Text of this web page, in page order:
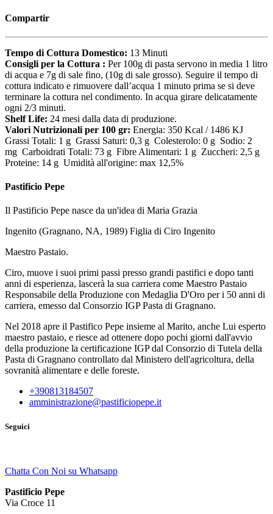
Compartir
Tempo di Cottura Domestico: 13 Minuti
Consigli per la Cottura : Per 100g di pasta servono in media 1 litro
di acqua e 7g di sale fino, (10g di sale grosso). Seguire il tempo di
cottura indicato e rimuovere dall’acqua 1 minuto prima se si deve
terminare la cottura nel condimento. In acqua girare delicatamente
ogni 2/3 minuti.
Shelf Life: 24 mesi dalla data di produzione.
Valori Nutrizionali per 100 gr: Energia: 350 Kcal / 1486 KJ
Grassi Totali: 1 g Grassi Saturi: 0,3 g Colesterolo: 0 g Sodio: 2
mg Carboidrati Totali: 73 g Fibre Alimentari: 1 g Zuccheri: 2,5 g
Proteine: 14 g Umidità all'origine: max 12,5%
Pastificio Pepe
Il Pastificio Pepe nasce da un'idea di Maria Grazia
Ingenito (Gragnano, NA, 1989) Figlia di Ciro Ingenito
Maestro Pastaio.
Ciro, muove i suoi primi passi presso grandi pastifici e dopo tanti
anni di esperienza, lascerà la sua carriera come Maestro Pastaio
Responsabile della Produzione con Medaglia D'Oro per i 50 anni di
carriera, emesso dal Consorzio IGP Pasta di Gragnano.
Nel 2018 apre il Pastifico Pepe insieme al Marito, anche Lui esperto
maestro pastaio, e riesce ad ottenere dopo pochi giorni dall'avvio
della produzione la certificazione IGP dal Consorzio di Tutela della
Pasta di Gragnano controllato dal Ministero dell'agricoltura, della
sovranità alimentare e delle foreste.
+390813184507
amministrazione@pastificiopepe.it
Seguici
Chatta Con Noi su Whatsapp
Pastificio Pepe
Via Croce 11